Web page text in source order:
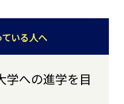
いる人へ
学への進学を目